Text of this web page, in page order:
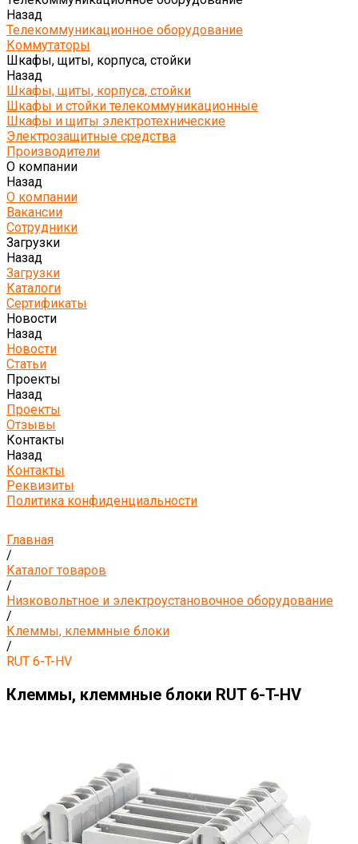
Назад
Телекоммуникационное оборудование
Коммутаторы
Шкафы, щиты, корпуса, стойки
Назад
Шкафы, щиты, корпуса, стойки
Шкафы и стойки телекоммуникационные
Шкафы и щиты электротехнические
Электрозащитные средства
Производители
О компании
Назад
О компании
Вакансии
Сотрудники
Загрузки
Назад
Загрузки
Каталоги
Сертификаты
Новости
Назад
Новости
Статьи
Проекты
Назад
Проекты
Отзывы
Контакты
Назад
Контакты
Реквизиты
Политика конфиденциальности
Главная
/
Каталог товаров
/
Низковольтное и электроустановочное оборудование
/
Клеммы, клеммные блоки
/
RUT 6-T-HV
Клеммы, клеммные блоки RUT 6-T-HV